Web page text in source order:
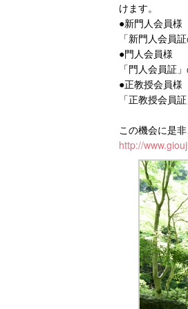
けます。
●新門人会員様
「新門人会員
●門人会員様
「門人会員証
●正教授会員様
「正教授会員
この機会に是
http://